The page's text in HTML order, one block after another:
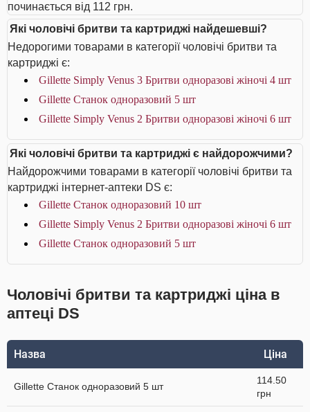
починається від 112 грн.
Які чоловічі бритви та картриджі найдешевші?
Недорогими товарами в категорії чоловічі бритви та
картриджі є:
Gillette Simply Venus 3 Бритви одноразові жіночі 4 шт
Gillette Станок одноразовий 5 шт
Gillette Simply Venus 2 Бритви одноразові жіночі 6 шт
Які чоловічі бритви та картриджі є найдорожчими?
Найдорожчими товарами в категорії чоловічі бритви та
картриджі інтернет-аптеки DS є:
Gillette Станок одноразовий 10 шт
Gillette Simply Venus 2 Бритви одноразові жіночі 6 шт
Gillette Станок одноразовий 5 шт
Чоловічі бритви та картриджі ціна в
аптеці DS
Назва Ціна
Gillette Станок одноразовий 5 шт
114.50
грн